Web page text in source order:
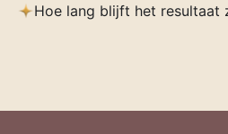
Hoe lang blijft het resultaat